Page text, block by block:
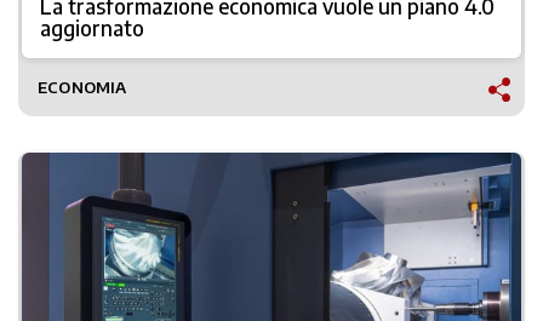
La trasformazione economica vuole un piano 4.0
aggiornato
ECONOMIA